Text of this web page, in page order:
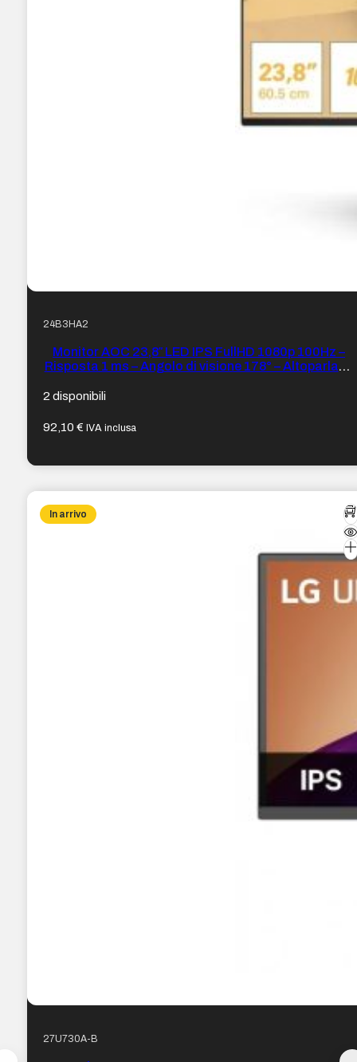
24B3HA2
Monitor AOC 23,8″ LED IPS FullHD 1080p 100Hz –
Risposta 1 ms – Angolo di visione 178° – Altoparlanti
2 disponibili
92,10€ IVA inclusa
In arrivo
27U730A-B